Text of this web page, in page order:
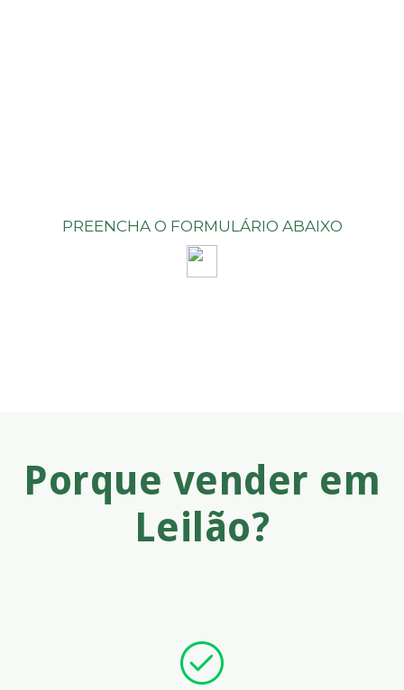
PREENCHA O FORMULÁRIO ABAIXO
Porque vender em
Leilão?